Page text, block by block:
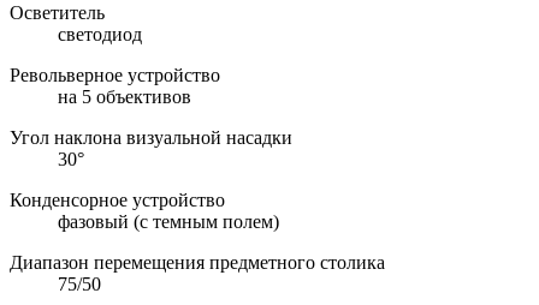
Осветитель
светодиод
Револьверное устройство
на 5 объективов
Угол наклона визуальной насадки
30°
Конденсорное устройство
фазовый (с темным полем)
Диапазон перемещения предметного столика
75/50